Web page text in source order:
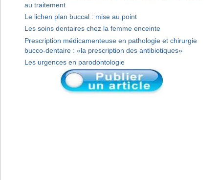
au traitement
Le lichen plan buccal : mise au point
Les soins dentaires chez la femme enceinte
Prescription médicamenteuse en pathologie et chirurgie
bucco-dentaire : «la prescription des antibiotiques»
Les urgences en parodontologie